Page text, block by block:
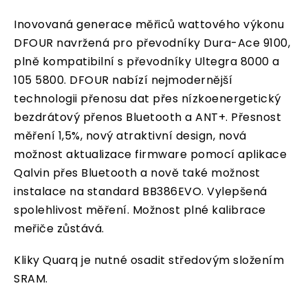
Inovovaná generace měřiců wattového výkonu
DFOUR navržená pro převodníky Dura-Ace 9100,
plně kompatibilní s převodníky Ultegra 8000 a
105 5800. DFOUR nabízí nejmodernější
technologii přenosu dat přes nízkoenergetický
bezdrátový přenos Bluetooth a ANT+. Přesnost
měření 1,5%, nový atraktivní design, nová
možnost aktualizace firmware pomocí aplikace
Qalvin přes Bluetooth a nově také možnost
instalace na standard BB386EVO. Vylepšená
spolehlivost měření. Možnost plné kalibrace
meřiče zůstává.
Kliky Quarq je nutné osadit středovým složením
SRAM.